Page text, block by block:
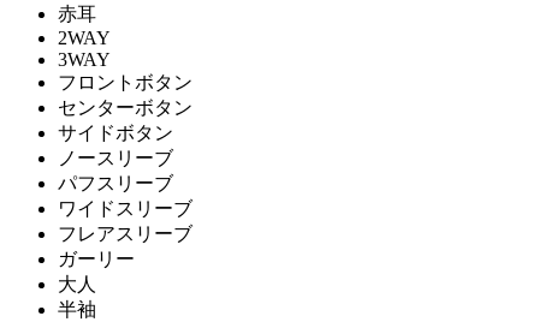
赤耳
2WAY
3WAY
フロントボタン
センターボタン
サイドボタン
ノースリーブ
パフスリーブ
ワイドスリーブ
フレアスリーブ
ガーリー
大人
半袖